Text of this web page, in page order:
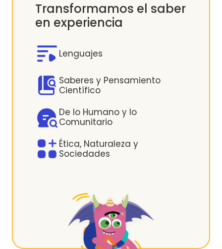
Transformamos el saber
en experiencia
Lenguajes
Saberes y Pensamiento
Científico
De lo Humano y lo
Comunitario
Ética, Naturaleza y
Sociedades